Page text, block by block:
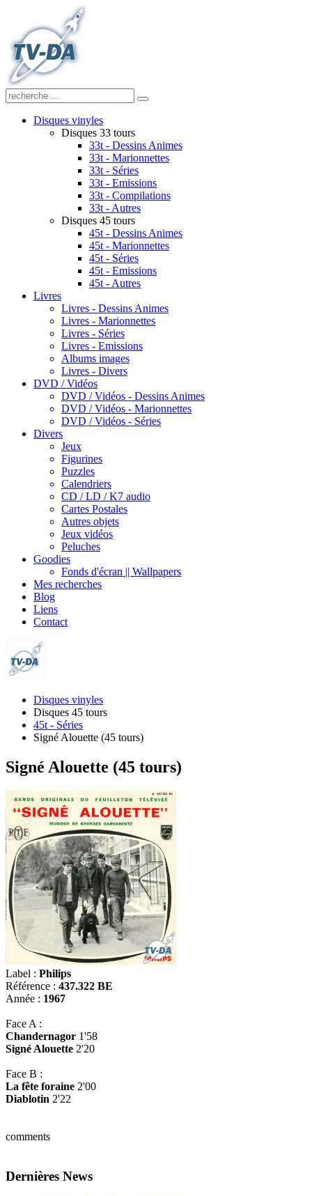
Disques vinyles
Disques 33 tours
33t - Dessins Animes
33t - Marionnettes
33t - Séries
33t - Emissions
33t - Compilations
33t - Autres
Disques 45 tours
45t - Dessins Animes
45t - Marionnettes
45t - Séries
45t - Emissions
45t - Autres
Livres
Livres - Dessins Animes
Livres - Marionnettes
Livres - Séries
Livres - Emissions
Albums images
Livres - Divers
DVD / Vidéos
DVD / Vidéos - Dessins Animes
DVD / Vidéos - Marionnettes
DVD / Vidéos - Séries
Divers
Jeux
Figurines
Puzzles
Calendriers
CD / LD / K7 audio
Cartes Postales
Autres objets
Jeux vidéos
Peluches
Goodies
Fonds d'écran || Wallpapers
Mes recherches
Blog
Liens
Contact
Disques vinyles
Disques 45 tours
45t - Séries
Signé Alouette (45 tours)
Signé Alouette (45 tours)
Label : Philips
Référence : 437.322 BE
Année : 1967
Face A :
Chandernagor 1'58
Signé Alouette 2'20
Face B :
La fête foraine 2'00
Diablotin 2'22
comments
Dernières News